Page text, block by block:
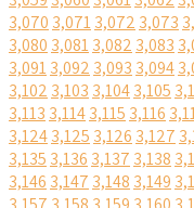
3,070 3,0713,072 3,073
3,080 3,0813,082 3,083
3,0913,092 3,093 3,094
3,102 3,103 3,1043,105
3,113 3,1143,115 3,116
3,1243,125 3,126 3,127
3,135 3,136 3,137 3,138
3,146 3,147 3,148 3,149